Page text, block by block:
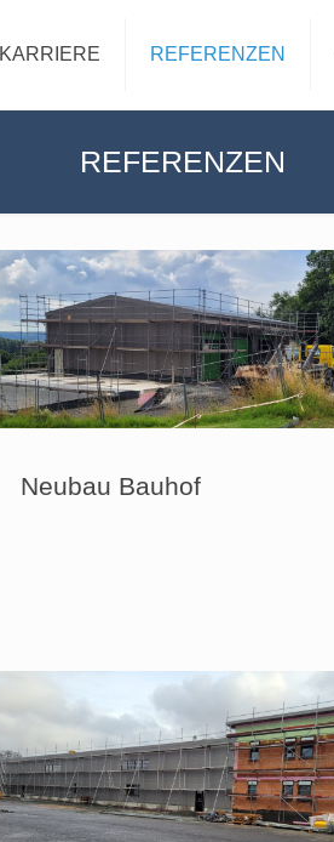
KARRIERE REFERENZEN
REFERENZEN
Neubau Bauhof